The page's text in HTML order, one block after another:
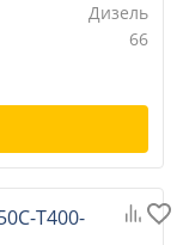
Дизель
66